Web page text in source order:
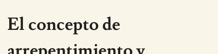
El concepto de